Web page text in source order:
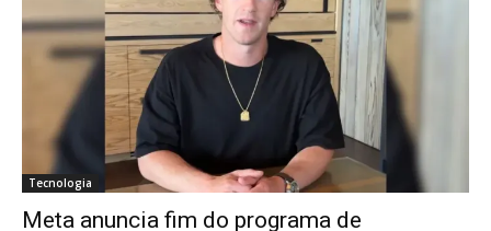
Tecnologia
Meta anuncia fim do programa de